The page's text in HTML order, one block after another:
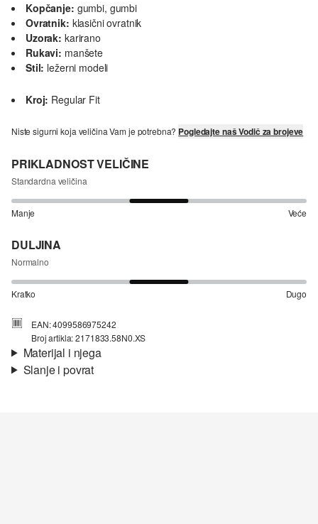
Kopčanje: gumbi, gumbi
Ovratnik: klasični ovratnik
Uzorak: karirano
Rukavi: manšete
Stil: ležerni modeli
Kroj: Regular Fit
Niste sigurni koja veličina Vam je potrebna? Pogledajte naš Vodič za brojeve
PRIKLADNOST VELIČINE
Standardna veličina
Manje Veće
DULJINA
Normalno
Kratko Dugo
EAN: 4099586975242
Broj artikla: 2171833.58N0.XS
Materijal i njega
Slanje i povrat